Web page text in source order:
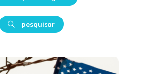
pesquisar